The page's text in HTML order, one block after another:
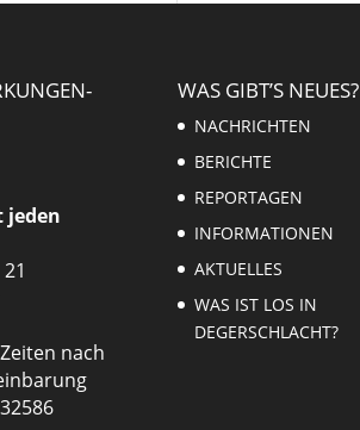
jeden
nach
WAS GIBT’S NEUES?
NACHRICHTEN
BERICHTE
REPORTAGEN
INFORMATIONEN
AKTUELLES
WAS IST LOS IN
DEGERSCHLACHT?